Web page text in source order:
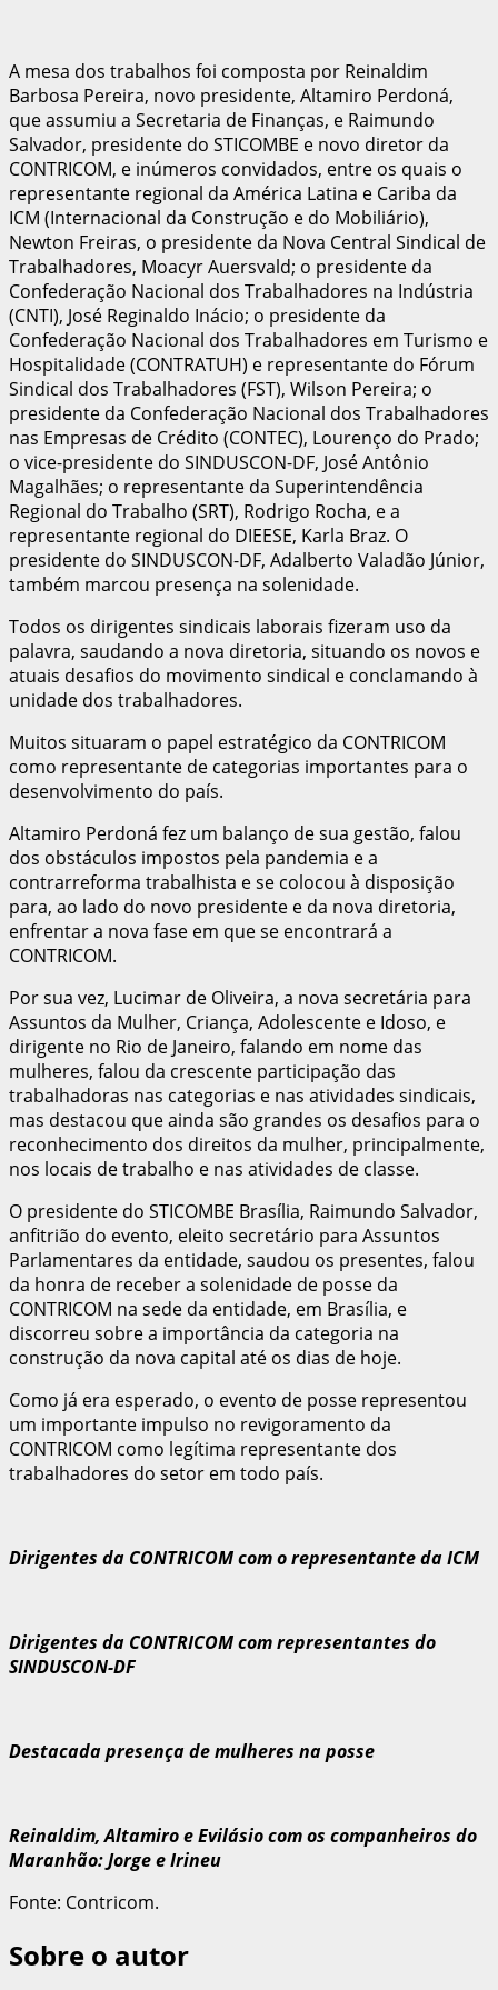
A mesa dos trabalhos foi composta por Reinaldim
Barbosa Pereira, novo presidente, Altamiro Perdoná,
que assumiu a Secretaria de Finanças, e Raimundo
Salvador, presidente do STICOMBE e novo diretor da
CONTRICOM, e inúmeros convidados, entre os quais o
representante regional da América Latina e Cariba da
ICM (Internacional da Construção e do Mobiliário),
Newton Freiras, o presidente da Nova Central Sindical de
Trabalhadores, Moacyr Auersvald; o presidente da
Confederação Nacional dos Trabalhadores na Indústria
(CNTI), José Reginaldo Inácio; o presidente da
Confederação Nacional dos Trabalhadores em Turismo e
Hospitalidade (CONTRATUH) e representante do Fórum
Sindical dos Trabalhadores (FST), Wilson Pereira; o
presidente da Confederação Nacional dos Trabalhadores
nas Empresas de Crédito (CONTEC), Lourenço do Prado;
o vice-presidente do SINDUSCON-DF, José Antônio
Magalhães; o representante da Superintendência
Regional do Trabalho (SRT), Rodrigo Rocha, e a
representante regional do DIEESE, Karla Braz. O
presidente do SINDUSCON-DF, Adalberto Valadão Júnior,
também marcou presença na solenidade.
Todos os dirigentes sindicais laborais fizeram uso da
palavra, saudando a nova diretoria, situando os novos e
atuais desafios do movimento sindical e conclamando à
unidade dos trabalhadores.
Muitos situaram o papel estratégico da CONTRICOM
como representante de categorias importantes para o
desenvolvimento do país.
Altamiro Perdoná fez um balanço de sua gestão, falou
dos obstáculos impostos pela pandemia e a
contrarreforma trabalhista e se colocou à disposição
para, ao lado do novo presidente e da nova diretoria,
enfrentar a nova fase em que se encontrará a
CONTRICOM.
Por sua vez, Lucimar de Oliveira, a nova secretária para
Assuntos da Mulher, Criança, Adolescente e Idoso, e
dirigente no Rio de Janeiro, falando em nome das
mulheres, falou da crescente participação das
trabalhadoras nas categorias e nas atividades sindicais,
mas destacou que ainda são grandes os desafios para o
reconhecimento dos direitos da mulher, principalmente,
nos locais de trabalho e nas atividades de classe.
O presidente do STICOMBE Brasília, Raimundo Salvador,
anfitrião do evento, eleito secretário para Assuntos
Parlamentares da entidade, saudou os presentes, falou
da honra de receber a solenidade de posse da
CONTRICOM na sede da entidade, em Brasília, e
discorreu sobre a importância da categoria na
construção da nova capital até os dias de hoje.
Como já era esperado, o evento de posse representou
um importante impulso no revigoramento da
CONTRICOM como legítima representante dos
trabalhadores do setor em todo país.
Dirigentes da CONTRICOM com o representante da ICM
Dirigentes da CONTRICOM com representantes do
SINDUSCON-DF
Destacada presença de mulheres na posse
Reinaldim, Altamiro e Evilásio com os companheiros do
Maranhão: Jorge e Irineu
Fonte: Contricom.
Sobre o autor